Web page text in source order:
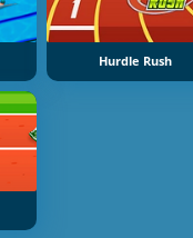
Hurdle Rush